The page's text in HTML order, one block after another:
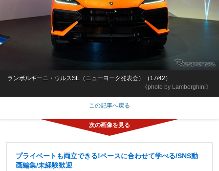
《photo by Lamborghini》
ランボルギーニ・ウルスSE（ニューヨーク発表会）（17/42）
この記事へ戻る
プライベートも両立できる!ペースに合わせて学べる/SNS動
画編集/未経験歓迎